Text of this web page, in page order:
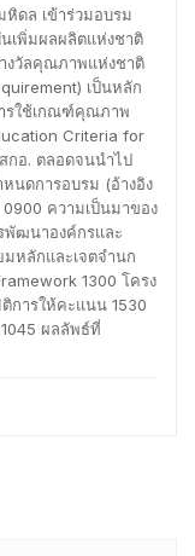
ดล เข้าร่วมอบรม
เพิ่มผลผลิตแห่งชาติ
งวัลคุณภาพแห่งชาติ
เป็นหลัก
ารใช้เกณฑ์คุณภาพ
Criteria for
กอ. ตลอดจนนำไป
นดการอบรม (อ้างอิง
ความเป็นมาของ
พัฒนาองค์กรและ
หลักและเจตจำนก
1300 โครง
การให้คะแนน 1530
ผลลัพธ์ที่